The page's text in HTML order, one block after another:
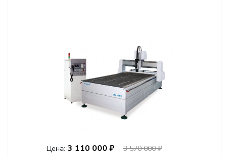
Цена: 3 110 000 ₽
3 570 000 ₽